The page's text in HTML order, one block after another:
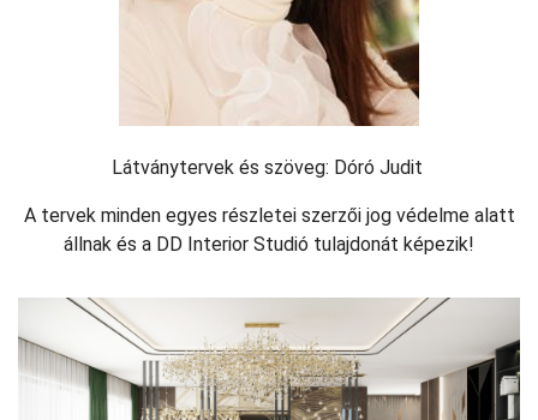
Látványtervek és szöveg: Dóró Judit
A tervek minden egyes részletei szerzői jog védelme alatt
állnak és a DD Interior Studió tulajdonát képezik!